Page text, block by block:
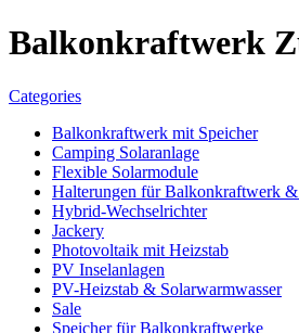
Balkonkraftwerk
Categories
Balkonkraftwerk mit Speicher
Camping Solaranlage
Flexible Solarmodule
Halterungen für Balkonkraftwerk
Hybrid-Wechselrichter
Jackery
Photovoltaik mit Heizstab
PV Inselanlagen
PV-Heizstab & Solarwarmwasser
Sale
Speicher für Balkonkraftwerke